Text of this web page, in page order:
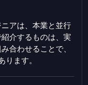
アは、本業と並行
介するものは、実
合わせることで、
ます。